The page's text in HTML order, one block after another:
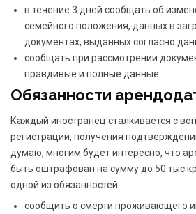
в течение 3 дней сообщать об
семейного положения, данных в
документах, выданных согласно
сообщать при рассмотрении
правдивые и полные данные.
Обязанности
Каждый иностранец сталкивается с
регистрации, получения
думаю, многим будет интересно, что
быть оштрафован на сумму до 50 тыс
одной из обязанностей:
сообщить о смерти проживающего